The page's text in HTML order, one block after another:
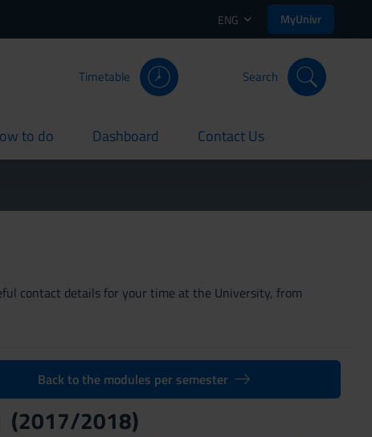
ENG MyUnivr
Timetable Search
to do Dashboard
current Contact Us
current
contact details for your time at the University, from
Back to the modules per semester
(2017/2018)